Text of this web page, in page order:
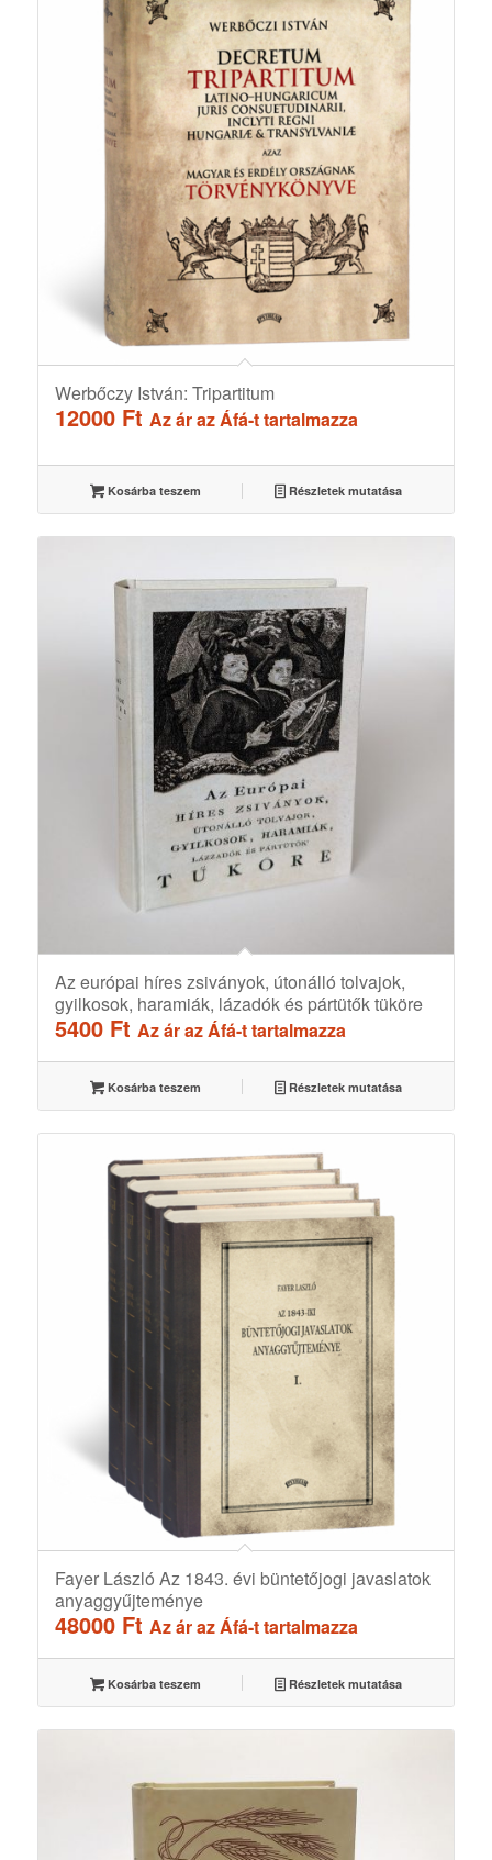
Werbőczy István: Tripartitum
12000 Ft Az ár az Áfá-t tartalmazza
Kosárba teszem Részletek mutatása
Az európai híres zsiványok, útonálló tolvajok,
gyilkosok, haramiák, lázadók és pártütők tüköre
5400 Ft Az ár az Áfá-t tartalmazza
Kosárba teszem Részletek mutatása
Fayer László Az 1843. évi büntetőjogi javaslatok
anyaggyűjteménye
48000 Ft Az ár az Áfá-t tartalmazza
Kosárba teszem Részletek mutatása